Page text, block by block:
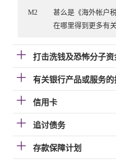
M2
甚么是《海外帐户
在哪里得到更多有关
打击洗钱及恐怖分子资
有关银行产品或服务的
信用卡
追讨债务
存款保障计划